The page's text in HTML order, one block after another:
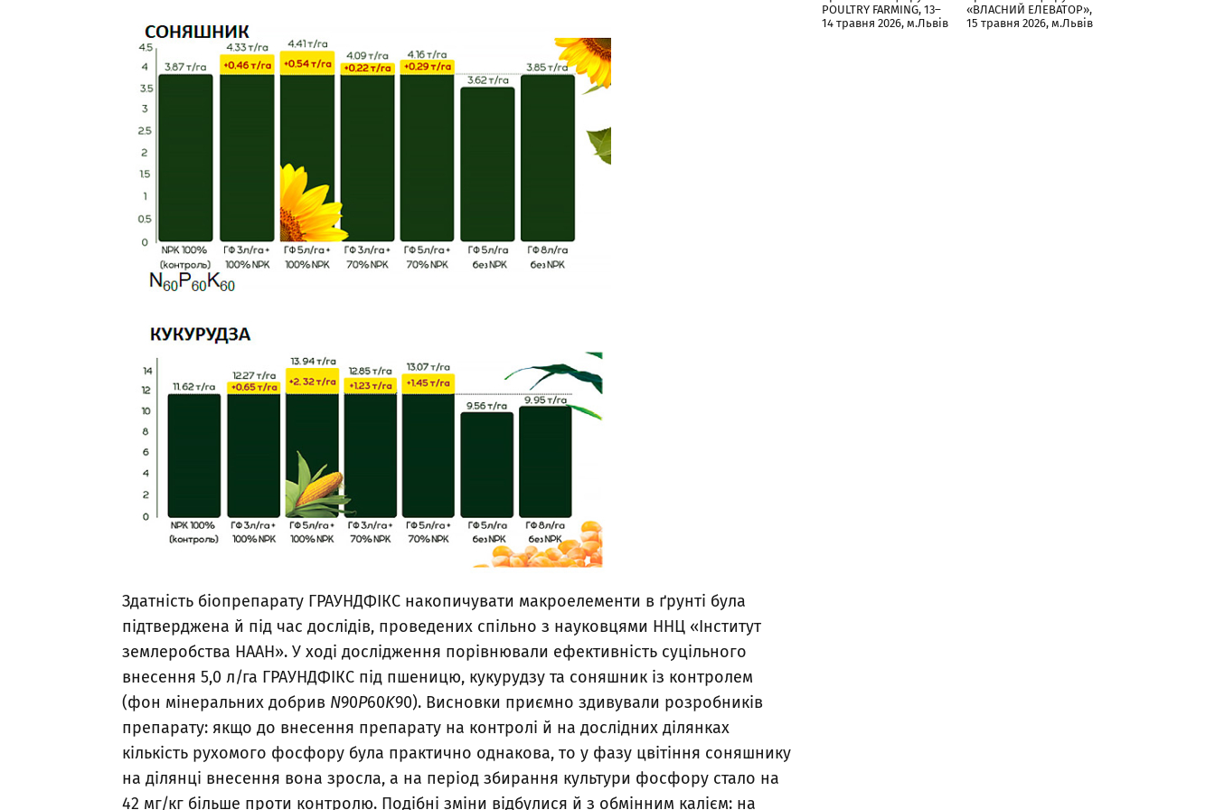
Здатність біопрепарату ГРАУНДФІКС накопичувати макроелементи в ґрунті була
підтверджена й під час дослідів, проведених спільно з науковцями ННЦ «Інститут
землеробства НААН». У ході дослідження порівнювали ефективність суцільного
внесення 5,0 л/га ГРАУНДФІКС під пшеницю, кукурудзу та соняшник із контролем
(фон мінеральних добрив N90P60K90). Висновки приємно здивували розробників
препарату: якщо до внесення препарату на контролі й на дослідних ділянках
кількість рухомого фосфору була практично однакова, то у фазу цвітіння соняшнику
на ділянці внесення вона зросла, а на період збирання культури фосфору стало на
42 мг/кг більше проти контролю. Подібні зміни відбулися й з обмінним калієм: на
POULTRY FARMING, 13–
14 травня 2026, м.Львів
«ВЛАСНИЙ ЕЛЕВАТОР»,
15 травня 2026, м.Львів